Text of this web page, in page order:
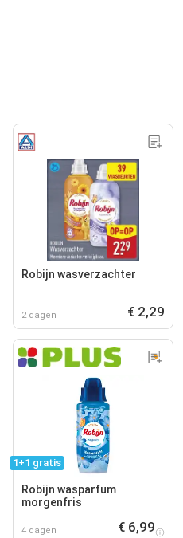
Robijn wasverzachter
2 dagen € 2,29
1+1 gratis
Robijn wasparfum
morgenfris
4 dagen € 6,99